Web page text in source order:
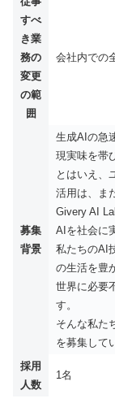
すべ
き業
務の
変更
の範
囲
会社内での
募集
背景
生成AIの急
現実味を帯
とはいえ、
活用は、ま
Givery AI
AIを社会に
私たちのAI
の生活を豊
世界に必要
す。
そんな私た
を募集して
採用
人数
1名